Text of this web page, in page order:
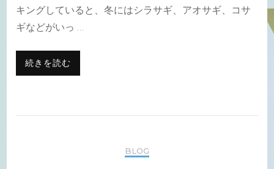
キングしていると、冬にはシラサギ、アオサギ、コサ
ギなどがいっ …
続きを読む
BLOG